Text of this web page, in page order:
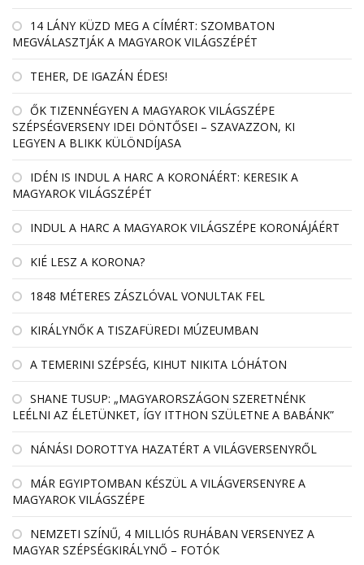
14 LÁNY KÜZD MEG A CÍMÉRT: SZOMBATON
MEGVÁLASZTJÁK A MAGYAROK VILÁGSZÉPÉT
TEHER, DE IGAZÁN ÉDES!
ŐK TIZENNÉGYEN A MAGYAROK VILÁGSZÉPE
SZÉPSÉGVERSENY IDEI DÖNTŐSEI – SZAVAZZON, KI
LEGYEN A BLIKK KÜLÖNDÍJASA
IDÉN IS INDUL A HARC A KORONÁÉRT: KERESIK A
MAGYAROK VILÁGSZÉPÉT
INDUL A HARC A MAGYAROK VILÁGSZÉPE KORONÁJÁÉRT
KIÉ LESZ A KORONA?
1848 MÉTERES ZÁSZLÓVAL VONULTAK FEL
KIRÁLYNŐK A TISZAFÜREDI MÚZEUMBAN
A TEMERINI SZÉPSÉG, KIHUT NIKITA LÓHÁTON
SHANE TUSUP: „MAGYARORSZÁGON SZERETNÉNK
LEÉLNI AZ ÉLETÜNKET, ÍGY ITTHON SZÜLETNE A BABÁNK”
NÁNÁSI DOROTTYA HAZATÉRT A VILÁGVERSENYRŐL
MÁR EGYIPTOMBAN KÉSZÜL A VILÁGVERSENYRE A
MAGYAROK VILÁGSZÉPE
NEMZETI SZÍNŰ, 4 MILLIÓS RUHÁBAN VERSENYEZ A
MAGYAR SZÉPSÉGKIRÁLYNŐ – FOTÓK